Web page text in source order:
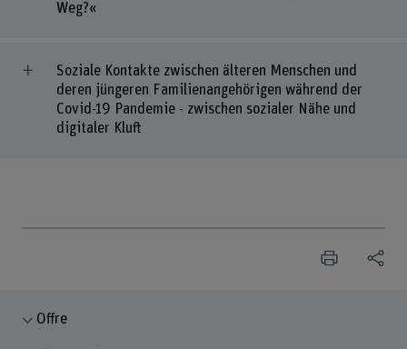
Weg?«
Soziale Kontakte zwischen älteren Menschen und
deren jüngeren Familienangehörigen während der
Covid-19 Pandemie - zwischen sozialer Nähe und
digitaler Kluft
Offre